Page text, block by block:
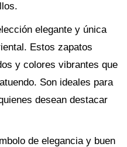
elegante y única
Estos zapatos
y colores vibrantes que
Son ideales para
desean destacar
de elegancia y buen